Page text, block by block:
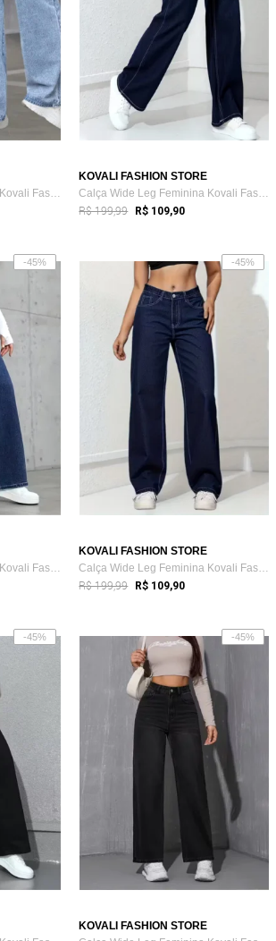
Calça Wide Leg Feminina Kovali Fashion S...
KOVALI FASHION STORE
Calça Wide Leg Feminina Kovali Fashion S...
R$ 199,99 R$ 109,90
-45%
Calça Wide Leg Feminina Kovali Fashion S...
-45%
KOVALI FASHION STORE
Calça Wide Leg Feminina Kovali Fashion S...
R$ 199,99 R$ 109,90
-45% -45%
KOVALI FASHION STORE